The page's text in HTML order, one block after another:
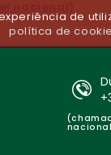
Conta de
de
política de